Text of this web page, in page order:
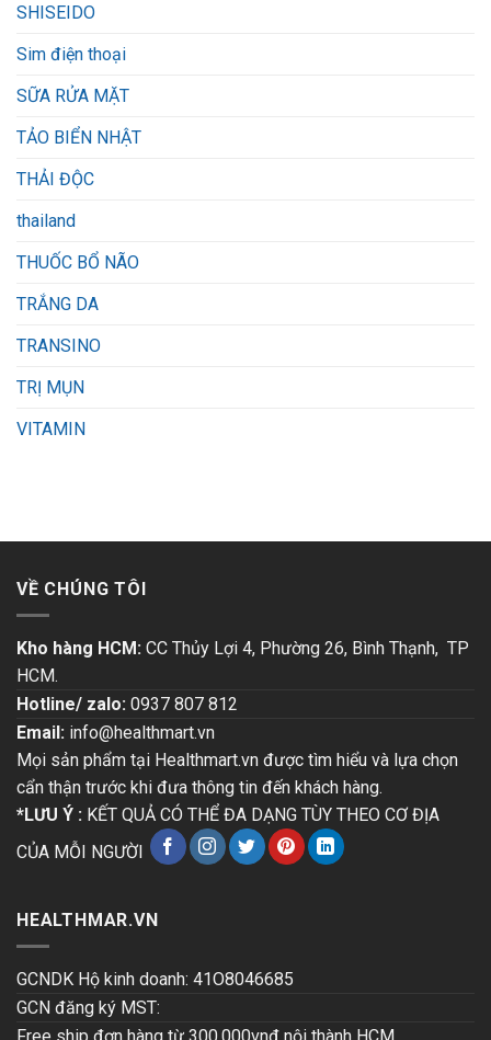
SHISEIDO
Sim điện thoại
SỮA RỬA MẶT
TẢO BIỂN NHẬT
THẢI ĐỘC
thailand
THUỐC BỔ NÃO
TRẮNG DA
TRANSINO
TRỊ MỤN
VITAMIN
VỀ CHÚNG TÔI
Kho hàng HCM: CC Thủy Lợi 4, Phường 26, Bình Thạnh, TP
HCM.
Hotline/ zalo: 0937 807 812
Email: info@healthmart.vn
Mọi sản phẩm tại Healthmart.vn được tìm hiểu và lựa chọn
cẩn thận trước khi đưa thông tin đến khách hàng.
*LƯU Ý : KẾT QUẢ CÓ THỂ ĐA DẠNG TÙY THEO CƠ ĐỊA
CỦA MỖI NGƯỜI
HEALTHMAR.VN
GCNDK Hộ kinh doanh: 41O8046685
GCN đăng ký MST: